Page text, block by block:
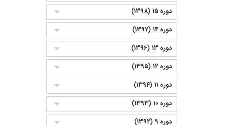
دوره 15 (1398)
دوره 14 (1397)
دوره 13 (1396)
دوره 12 (1395)
دوره 11 (1394)
دوره 10 (1393)
دوره 9 (1392)